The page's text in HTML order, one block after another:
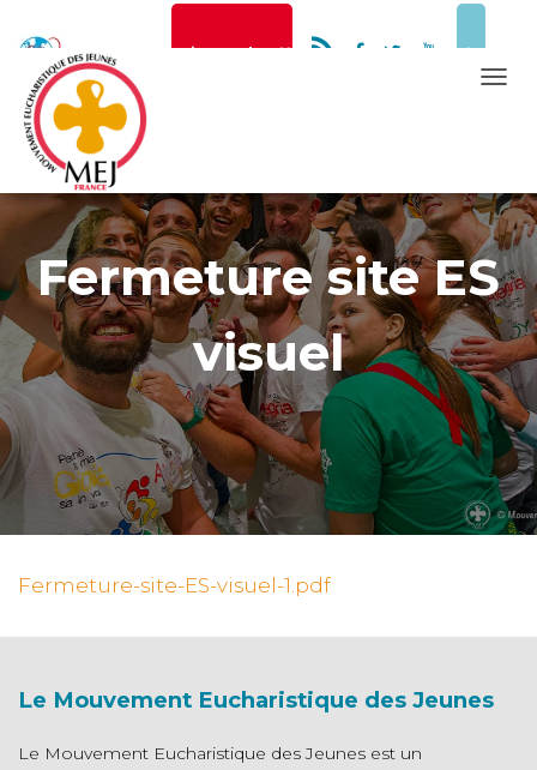
Newsletter Faire un don
Mentions Légales
G
L
E
N
A
V
I
G
A
T
I
O
Fermeture site ES
visuel
Fermeture-site-ES-visuel-1.pdf
Le Mouvement Eucharistique des Jeunes
Le Mouvement Eucharistique des Jeunes est un